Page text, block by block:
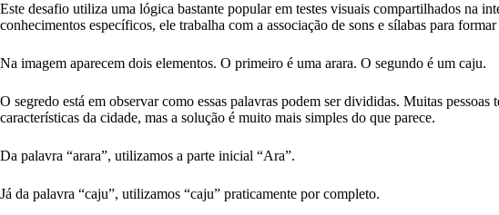
Este desafio utiliza uma lógica bastante popular em testes visuais compartilhados na
conhecimentos específicos, ele trabalha com a associação de sons e sílabas para
Na imagem aparecem dois elementos. O primeiro é uma arara. O segundo é um caju.
O segredo está em observar como essas palavras podem ser divididas. Muitas pessoas
características da cidade, mas a solução é muito mais simples do que parece.
Da palavra “arara”, utilizamos a parte inicial “Ara”.
Já da palavra “caju”, utilizamos “caju” praticamente por completo.